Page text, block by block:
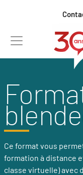
principal
Ce format vous
formation à distance
classe virtuelle) avec